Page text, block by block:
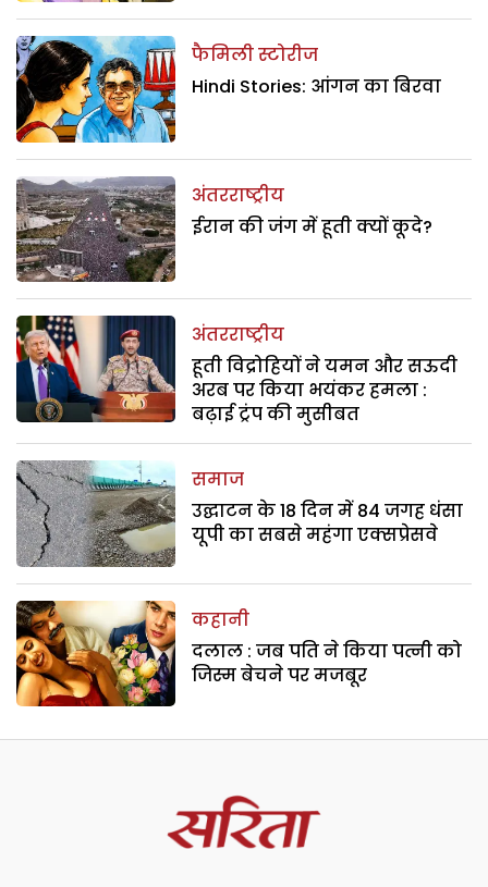
फैमिली स्टोरीज
Hindi Stories: आंगन का बिरवा
अंतरराष्ट्रीय
ईरान की जंग में हूती क्यों कूदे?
अंतरराष्ट्रीय
हूती विद्रोहियों ने यमन और सऊदी
अरब पर किया भयंकर हमला :
बढ़ाई ट्रंप की मुसीबत
समाज
उद्घाटन के 18 दिन में 84 जगह धंसा
यूपी का सबसे महंगा एक्सप्रेसवे
कहानी
दलाल : जब पति ने किया पत्नी को
जिस्म बेचने पर मजबूर